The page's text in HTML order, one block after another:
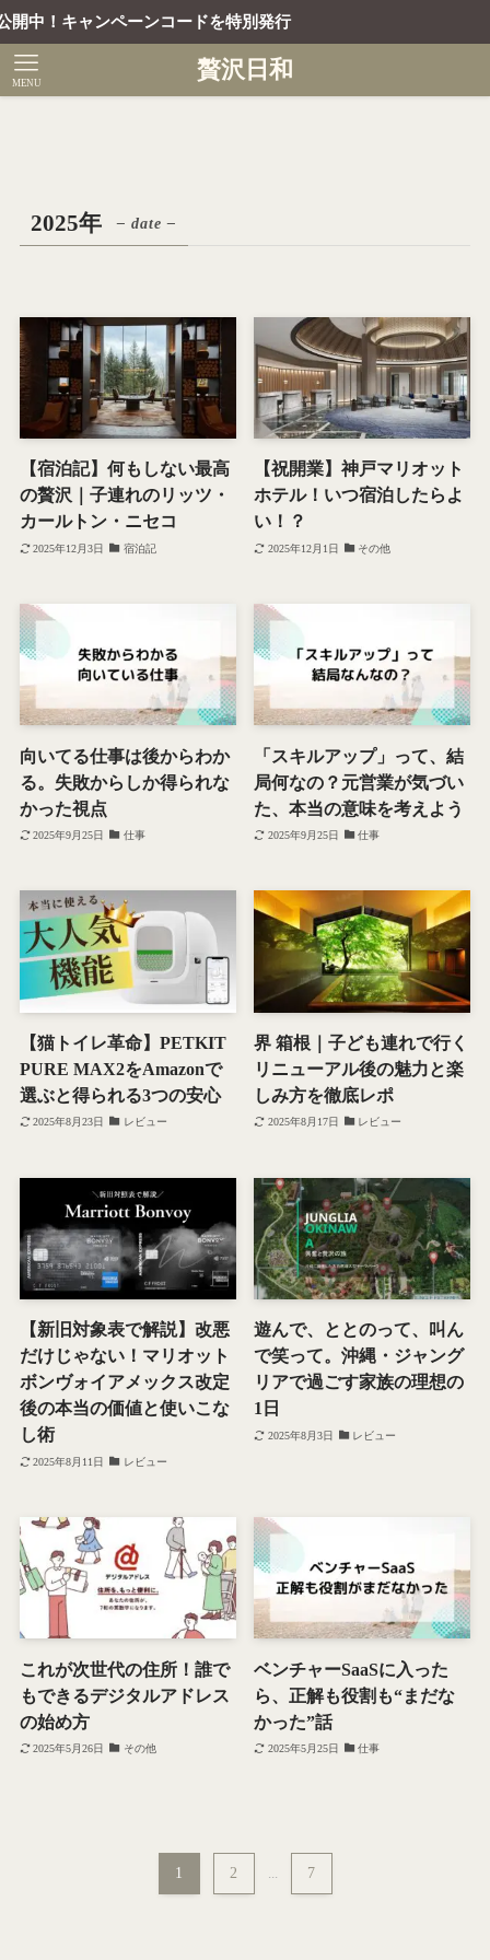
中！キャンペーンコードを特別発行
贅沢日和
MENU
2025年 – date –
【宿泊記】何もしない最高
の贅沢｜子連れのリッツ・
カールトン・ニセコ
2025年12月3日 宿泊記
【祝開業】神戸マリオット
ホテル！いつ宿泊したらよ
い！？
2025年12月1日 その他
向いてる仕事は後からわか
る。失敗からしか得られな
かった視点
2025年9月25日 仕事
「スキルアップ」って、結
局何なの？元営業が気づい
た、本当の意味を考えよう
2025年9月25日 仕事
【猫トイレ革命】PETKIT
PURE MAX2をAmazonで
選ぶと得られる3つの安心
2025年8月23日 レビュー
界 箱根｜子ども連れで行く
リニューアル後の魅力と楽
しみ方を徹底レポ
2025年8月17日 レビュー
【新旧対象表で解説】改悪
だけじゃない！マリオット
ボンヴォイアメックス改定
後の本当の価値と使いこな
し術
2025年8月11日 レビュー
遊んで、ととのって、叫ん
で笑って。沖縄・ジャング
リアで過ごす家族の理想の
1日
2025年8月3日 レビュー
これが次世代の住所！誰で
もできるデジタルアドレス
の始め方
2025年5月26日 その他
ベンチャーSaaSに入った
ら、正解も役割も“まだな
かった”話
2025年5月25日 仕事
1 2 ... 7